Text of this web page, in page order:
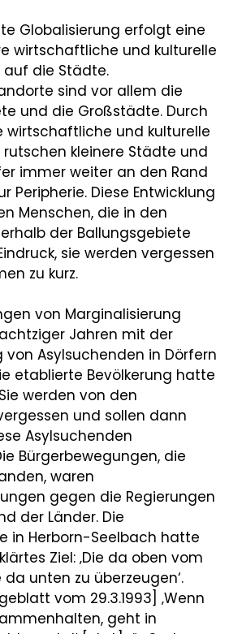
Globalisierung erfolgt eine
wirtschaftliche und kulturelle
auf die Städte.
sind vor allem die
und die Großstädte. Durch
wirtschaftliche und kulturelle
kleinere Städte und
immer weiter an den Rand
Peripherie. Diese Entwicklung
Menschen, die in den
der Ballungsgebiete
sie werden vergessen
zu kurz.
von Marginalisierung
Jahren mit der
von Asylsuchenden in Dörfern
etablierte Bevölkerung hatte
werden von den
und sollen dann
Asylsuchenden
Bürgerbewegungen, die
waren
gegen die Regierungen
der Länder. Die
in Herborn-Seelbach hatte
Ziel: ‚Die da oben vom
da unten zu überzeugen‘.
vom 29.3.1993] ‚Wenn
geht in